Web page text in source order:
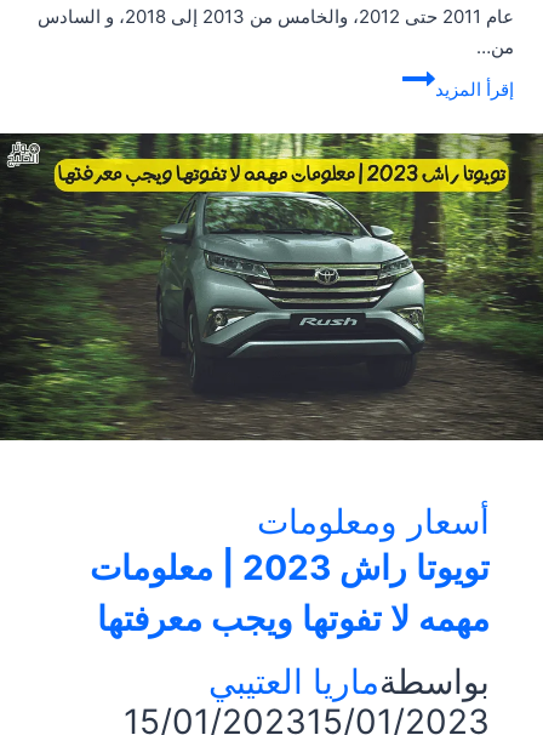
عام 2011 حتى 2012، والخامس من 2013 إلى 2018، و السادس
من…
إقرأ المزيد
تويوتا
2022
|
تكنولوجيا
متطورة
وأداء
مميز
(
تقرير
شامل)
أسعار ومعلومات
تويوتا راش 2023 | معلومات
مهمه لا تفوتها ويجب معرفتها
بواسطةماريا العتيبي
15/01/202315/01/2023